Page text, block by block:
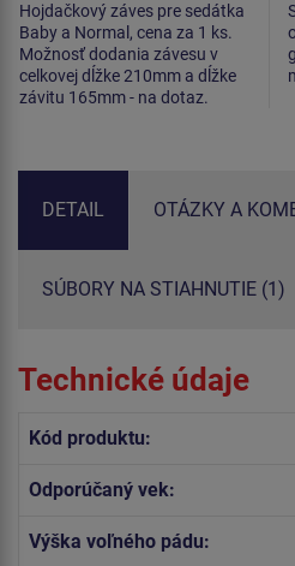
Hojdačkový záves pre sedátka
Baby a Normal, cena za 1 ks.
Možnosť dodania závesu v
celkovej dĺžke 210mm a dĺžke
závitu 165mm - na dotaz.
DETAIL OTÁZKY A
SÚBORY NA STIAHNUTIE (1)
Technické údaje
Kód produktu:
Odporúčaný vek:
Výška voľného pádu: